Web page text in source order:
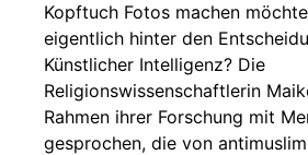
Kopftuch Fotos machen
eigentlich hinter den
Künstlicher Intelligenz? Die
Religionswissenschaftlerin
Rahmen ihrer Forschung mit
gesprochen, die von